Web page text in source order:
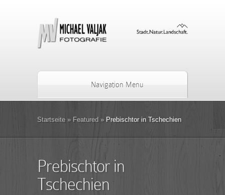
Navigation Menu
Startseite » Featured » Prebischtor in Tschechien
Prebischtor in
Tschechien